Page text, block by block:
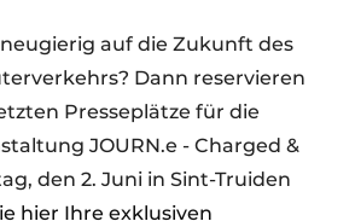
auf die Zukunft des
Dann reservieren
Presseplätze für die
JOURN.e - Charged &
den 2. Juni in Sint-Truiden
hier Ihre exklusiven